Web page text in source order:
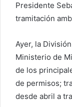
Presidente
tramitación
Ayer, la
Ministerio de
de los
de permisos;
desde abril a